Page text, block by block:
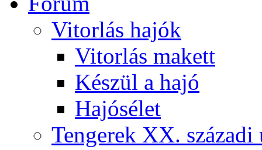
Vitorlás hajók
Vitorlás makett
Készül a hajó
Hajósélet
Tengerek XX. századi